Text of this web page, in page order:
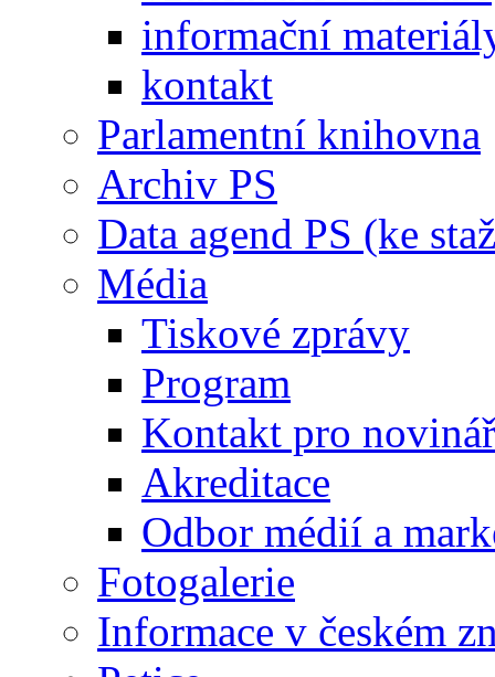
informační
kontakt
Parlamentní knihovna
Archiv PS
Data agend PS (ke
Média
Tiskové zprávy
Program
Kontakt pro
Akreditace
Odbor médií a
Fotogalerie
Informace v českém